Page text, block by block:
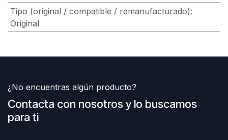
Tipo (original / compatible / remanufacturado):
Original
¿No encuentras algún producto?
Contacta con nosotros y lo buscamos
para ti